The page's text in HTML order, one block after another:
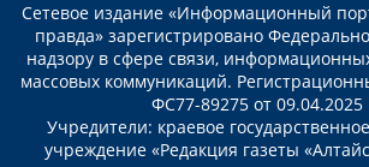
Сетевое издание «Информационный
правда» зарегистрировано
надзору в сфере связи,
массовых коммуникаций.
ФС77-89275 от 09.04.2025
Учредители: краевое
учреждение «Редакция газеты